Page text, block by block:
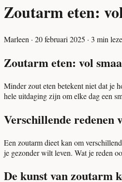
Zoutarm eten:
Marleen · 20 februari 2025 · 3 min
Zoutarm eten: vol
Minder zout eten betekent niet dat je
hele uitdaging zijn om elke dag een
Verschillende redenen
Een zoutarm dieet kan om
je gezonder wilt leven. Wat je reden
De kunst van zoutarm